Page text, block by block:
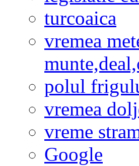
turcoaica
vremea
polul
vremea
vreme
Google